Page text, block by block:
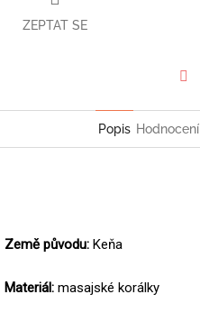
ZEPTAT SE
Popis Hodnocení
Země původu: Keňa
Materiál: masajské korálky